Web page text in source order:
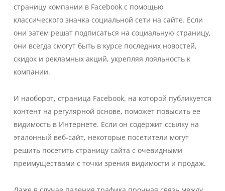
страницу компании в Facebook с помощью
классического значка социальной сети на сайте. Если
они затем решат подписаться на социальную страницу,
они всегда смогут быть в курсе последних новостей,
скидок и рекламных акций, укрепляя лояльность к
компании.
И наоборот, страница Facebook, на которой публикуется
контент на регулярной основе, поможет повысить ее
видимость в Интернете. Если он содержит ссылку на
эталонный веб-сайт, некоторые посетители могут
решить посетить страницу сайта с очевидными
преимуществами с точки зрения видимости и продаж.